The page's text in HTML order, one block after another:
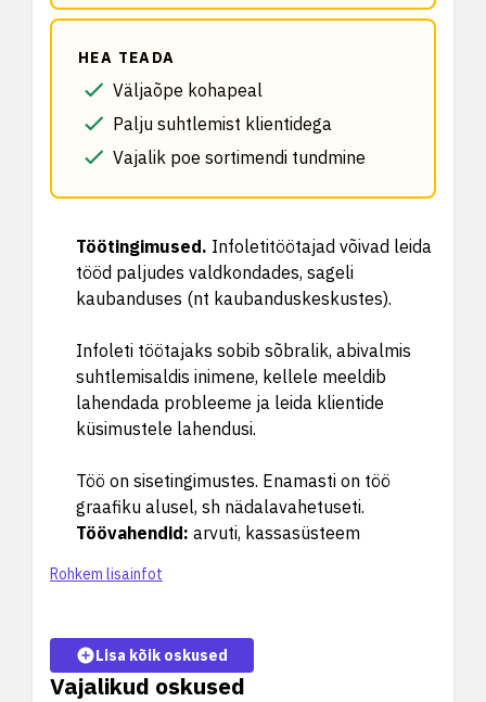
HEA TEADA
Väljaõpe kohapeal
Palju suhtlemist klientidega
Vajalik poe sortimendi tundmine
Töötingimused. Infoletitöötajad võivad leida
tööd paljudes valdkondades, sageli
kaubanduses (nt kaubanduskeskustes).
Infoleti töötajaks sobib sõbralik, abivalmis
suhtlemisaldis inimene, kellele meeldib
lahendada probleeme ja leida klientide
küsimustele lahendusi.
Töö on sisetingimustes. Enamasti on töö
graafiku alusel, sh nädalavahetuseti.
Töövahendid: arvuti, kassasüsteem
Rohkem lisainfot
Vajalikud oskused
Lisa kõik oskused